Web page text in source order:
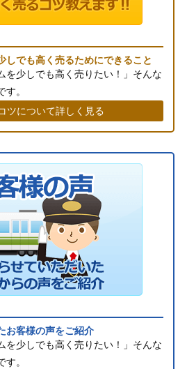
しでも高く売るためにできること
を少しでも高く売りたい！」そんな
。
ツについて詳しく見る
お客様の声をご紹介
を少しでも高く売りたい！」そんな
。